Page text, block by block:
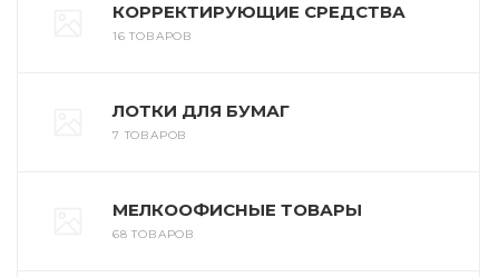
КОРРЕКТИРУЮЩИЕ СРЕДСТВА
16 ТОВАРОВ
ЛОТКИ ДЛЯ БУМАГ
7 ТОВАРОВ
МЕЛКООФИСНЫЕ ТОВАРЫ
68 ТОВАРОВ